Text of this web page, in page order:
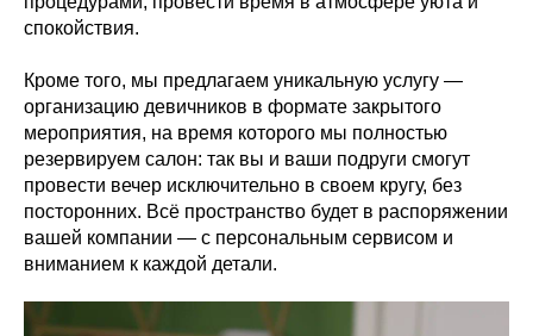
спокойствия.
Кроме того, мы предлагаем уникальную услугу —
организацию девичников в формате закрытого
мероприятия, на время которого мы полностью
резервируем салон: так вы и ваши подруги смогут
провести вечер исключительно в своем кругу, без
посторонних. Всё пространство будет в распоряжении
вашей компании — с персональным сервисом и
вниманием к каждой детали.